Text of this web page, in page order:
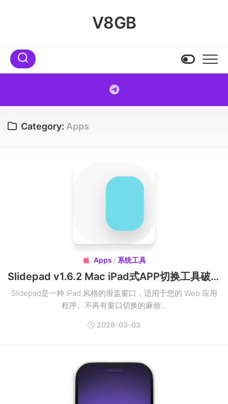
V8GB
Category: Apps
 Apps / 系统工具
Slidepad v1.6.2 Mac iPad式APP切换工具破解版下载
Slidepad是一种 iPad 风格的滑盖窗口，适用于您的 Web 应用
程序。不再有窗口切换的麻烦...
2026-03-03